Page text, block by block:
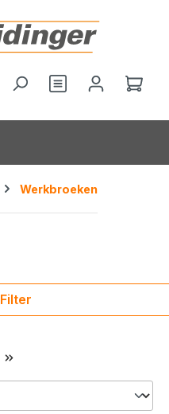
Werkbroeken
Filter